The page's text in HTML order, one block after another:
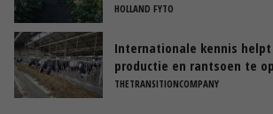
HOLLAND FYTO
Internationale kennis
productie en rantsoen te
THETRANSITIONCOMPANY